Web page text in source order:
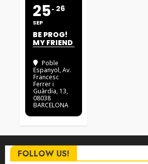
25
SEP
26
BE PROG!
MY FRIEND
Poble
Espanyol, Av.
Francesc
Ferrer i
Guàrdia, 13,
08038
BARCELONA
FOLLOW US!